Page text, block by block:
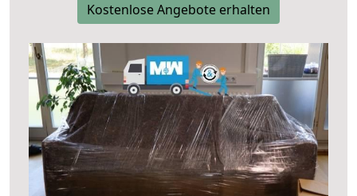
Kostenlose Angebote erhalten